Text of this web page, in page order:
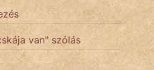
van" szólás